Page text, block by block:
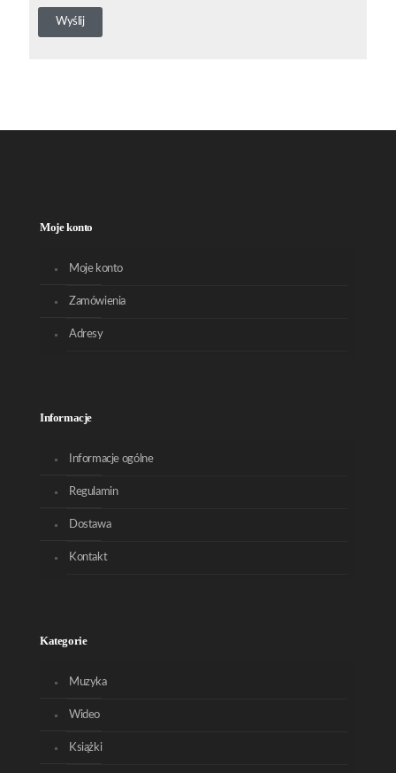
Moje konto
Moje konto
Zamówienia
Adresy
Informacje
Informacje ogólne
Regulamin
Dostawa
Kontakt
Kategorie
Muzyka
Wideo
Książki